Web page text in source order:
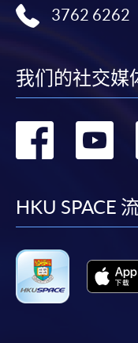
3762 6262
我们的社交媒
转
HKU SPACE